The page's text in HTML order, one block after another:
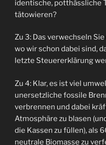
identische, potthässliche
tätowieren?
Zu 3: Das verwechseln
wo wir schon dabei sind,
letzte Steuererklärung
Zu 4: Klar, es ist viel
unersetzliche fossile
verbrennen und dabei
Atmosphäre zu blasen
die Kassen zu füllen), als
neutrale Biomasse zu